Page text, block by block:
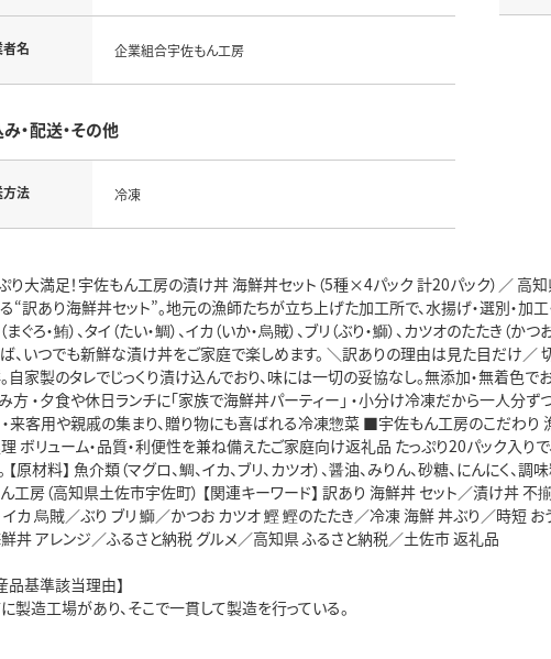
名 企業組合宇佐もん工房
・配送・その他
方法 冷凍
り大満足！宇佐もん工房の漬け丼 海鮮丼セット（5種×4パック 計20パック）／
“訳あり海鮮丼セット”。地元の漁師たちが立ち上げた加工所で、水揚げ・選別・加
まぐろ・鮪）、タイ（たい・鯛）、イカ（いか・烏賊）、ブリ（ぶり・鰤）、カツオのたた
、いつでも新鮮な漬け丼をご家庭で楽しめます。 ＼訳ありの理由は見た目だけ／
自家製のタレでじっくり漬け込んでおり、味には一切の妥協なし。無添加・無着色
方 ・夕食や休日ランチに「家族で海鮮丼パーティー」 ・小分け冷凍だから一人分ず
来客用や親戚の集まり、贈り物にも喜ばれる冷凍惣菜 ■宇佐もん工房のこだわ
ボリューム・品質・利便性を兼ね備えたご家庭向け返礼品 たっぷり20パック入り
【原材料】 魚介類（マグロ、鯛、イカ、ブリ、カツオ）、醤油、みりん、砂糖、にんにく
工房（高知県土佐市宇佐町） 【関連キーワード】 訳あり 海鮮丼 セット／漬け丼
イカ 烏賊／ぶり ブリ 鰤／かつお カツオ 鰹 鰹のたたき／冷凍 海鮮 丼ぶり／時短
丼 アレンジ／ふるさと納税 グルメ／高知県 ふるさと納税／土佐市 返礼品
品基準該当理由】
製造工場があり、そこで一貫して製造を行っている。